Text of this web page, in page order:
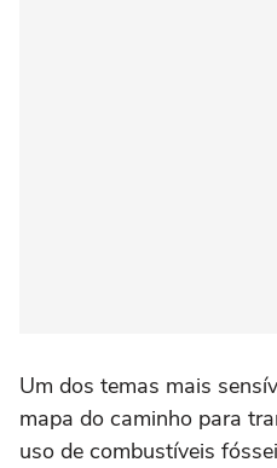
Um dos temas mais
mapa do caminho para
uso de combustíveis